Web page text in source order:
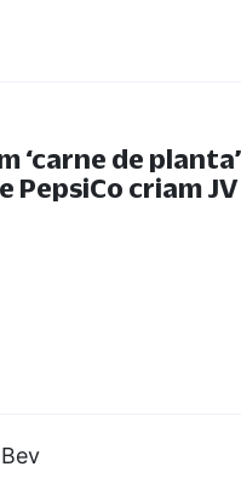
‘carne de planta’
PepsiCo criam JV